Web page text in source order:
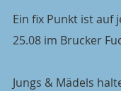
Ein fix Punkt ist auf
25.08 im Brucker
Jungs & Mädels